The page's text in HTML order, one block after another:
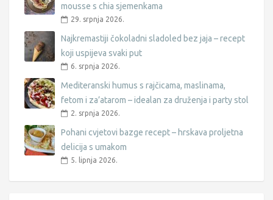
mousse s chia sjemenkama
29. srpnja 2026.
Najkremastiji čokoladni sladoled bez jaja – recept
koji uspijeva svaki put
6. srpnja 2026.
Mediteranski humus s rajčicama, maslinama,
fetom i za’atarom – idealan za druženja i party stol
2. srpnja 2026.
Pohani cvjetovi bazge recept – hrskava proljetna
delicija s umakom
5. lipnja 2026.